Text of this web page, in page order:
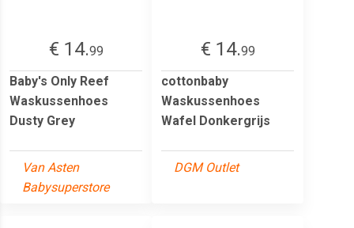
€ 14.99
Baby's Only Reef
Waskussenhoes
Dusty Grey
Van Asten
Babysuperstore
€ 14.99
cottonbaby
Waskussenhoes
Wafel Donkergrijs
DGM Outlet